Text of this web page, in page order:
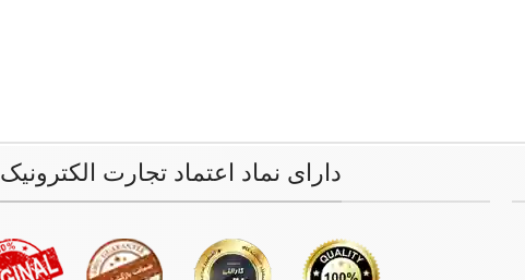
دارای نماد اعتماد تجارت الکترونیک